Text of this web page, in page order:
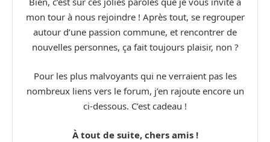
mon tour à nous rejoindre ! Après tout, se regrouper
autour d’une passion commune, et rencontrer de
nouvelles personnes, ça fait toujours plaisir, non ?
Pour les plus malvoyants qui ne verraient pas les
nombreux liens vers le forum, j’en rajoute encore un
ci-dessous. C’est cadeau !
À tout de suite, chers amis !